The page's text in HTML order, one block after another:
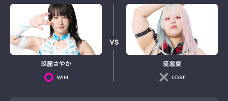
玖麗さやか
WIN
VS
琉悪夏
LOSE